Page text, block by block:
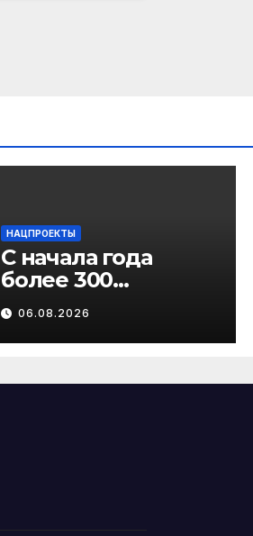
НАЦПРОЕКТЫ
С начала года
более 300
жителей Поморья
получили выплату
на газификацию
06.08.2026